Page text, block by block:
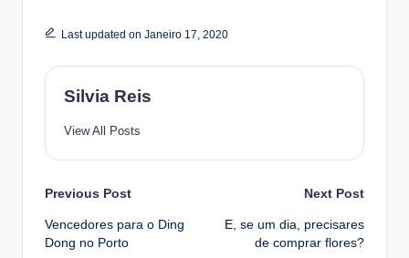
Last updated on Janeiro 17, 2020
Silvia Reis
View All Posts
Post
navigation
Previous Post
Vencedores para o Ding
Dong no Porto
Next Post
E, se um dia, precisares
de comprar flores?